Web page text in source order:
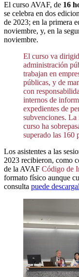
El curso AVAF, de 16
se celebra en dos
de 2023; en la primera
noviembre, y, en la
noviembre.
El curso va
administración
trabajan en
públicas, y de
con
internos de
expedientes de
subvenciones. La
curso ha
superado las 160
Los asistentes a las
2023 recibieron, como
de la AVAF Código de
formato físico aunque
consulta puede